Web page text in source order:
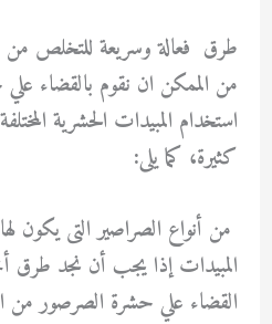
طرق فعالة وسريعة للتخلص من
من الممكن ان نقوم بالقضاء
استخدام المبيدات الحشرية
كثيرة، كما يلى:
من أنواع الصراصير التى يكون
المبيدات إذا يجب أن نجد
القضاء علي حشرة الصرصور من